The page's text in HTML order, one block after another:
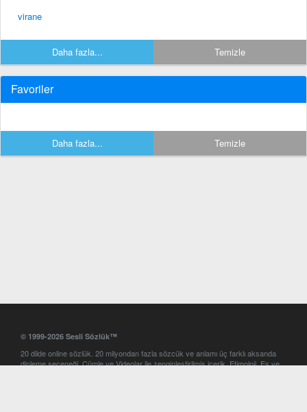
virane
Daha fazla... Temizle
Favoriler
Daha fazla... Temizle
© 1999-2026 Sesli Sözlük™
20 dilde online sözlük. 20 milyondan fazla sözcük ve anlamı üç farklı aksanda
dinleme seçeneği. Cümle ve Videolar ile zenginleştirilmiş içerik. Etimoloji, Eş ve